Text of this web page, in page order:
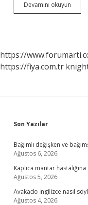
Devamını okuyun
Ve
https://
https://fiya.com.tr
Sidebar
Son Yazılar
Bağımlı değişken ve
Ağustos 6, 2026
Kaplıca mantar
Ağustos 5, 2026
Avakado ingilizce nasıl
Ağustos 4, 2026